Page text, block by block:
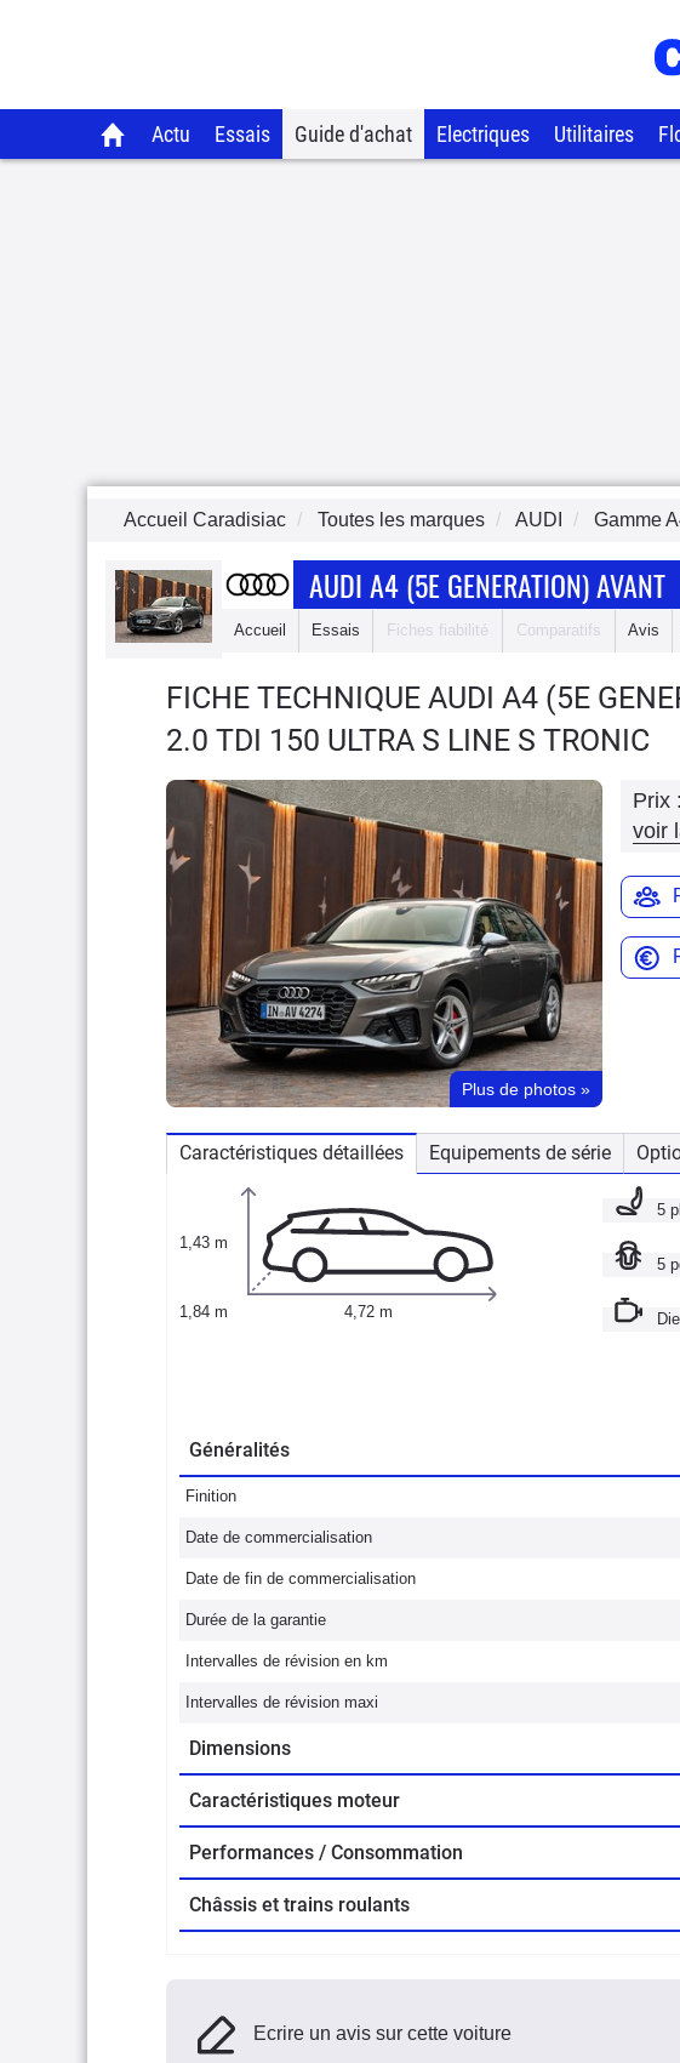
Actu Essais Guide d'achat Electriques Utilitaires
Accueil Caradisiac Toutes les marques AUDI Gamme
AUDI A4 (5E GENERATION) AVANT
Accueil Essais Fiches fiabilité Comparatifs Avis
FICHE TECHNIQUE AUDI A4 (5E
2.0 TDI 150 ULTRA S LINE S TRONIC
Plus de photos »
Prix :
voir
Caractéristiques détaillées Equipements de série
1,43 m
1,84 m 4,72 m
5
5
Généralités
Finition
Date de commercialisation
Date de fin de commercialisation
Durée de la garantie
Intervalles de révision en km
Intervalles de révision maxi
Dimensions
Caractéristiques moteur
Performances / Consommation
Châssis et trains roulants
Ecrire un avis sur cette voiture